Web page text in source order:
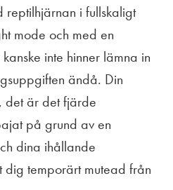
i fullskaligt
mode och med en
inte hinner lämna in
ändå. Din
det är det fjärde
på grund av en
dina ihållande
temporärt mutead från